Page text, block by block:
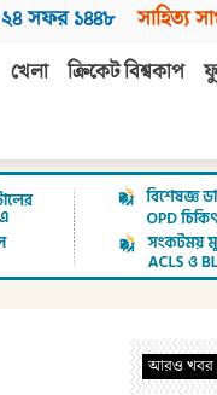
২৪ সফর ১৪৪৮ সাহিত্য
খেলা ক্রিকেট বিশ্বকাপ
আরও খবর